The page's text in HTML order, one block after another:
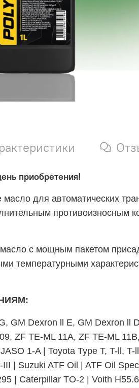
приобретения!
масло для автоматических
противоизносным
с мощным пакетом
температурными
GM Dexron ll E, GM Dexron ll
ZF TE-ML 11A, ZF TE-ML
1-A | Toyota Type T, T-ll,
| Suzuki ATF Oil | ATF Oil
| Caterpillar TO-2 | Voith